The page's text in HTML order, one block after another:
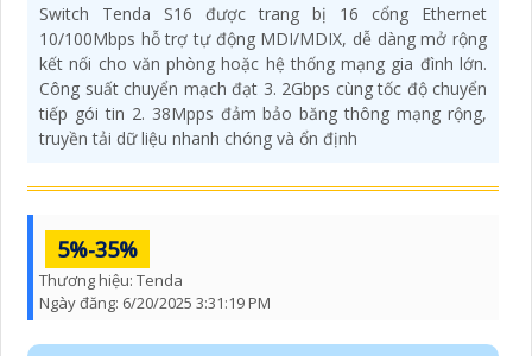
Switch Tenda S16 được trang bị 16 cổng Ethernet
10/100Mbps hỗ trợ tự động MDI/MDIX, dễ dàng mở rộng
kết nối cho văn phòng hoặc hệ thống mạng gia đình lớn.
Công suất chuyển mạch đạt 3. 2Gbps cùng tốc độ chuyển
tiếp gói tin 2. 38Mpps đảm bảo băng thông mạng rộng,
truyền tải dữ liệu nhanh chóng và ổn định
5%-35%
Thương hiệu: Tenda
Ngày đăng: 6/20/2025 3:31:19 PM